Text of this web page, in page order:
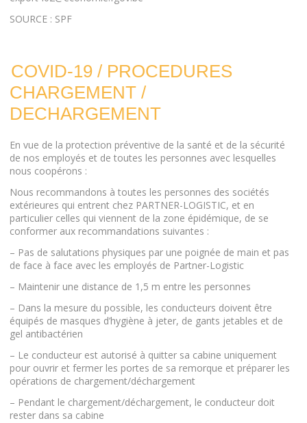
SOURCE : SPF
COVID-19 / PROCEDURES
CHARGEMENT /
DECHARGEMENT
En vue de la protection préventive de la santé et de la sécurité
de nos employés et de toutes les personnes avec lesquelles
nous coopérons :
Nous recommandons à toutes les personnes des sociétés
extérieures qui entrent chez PARTNER-LOGISTIC, et en
particulier celles qui viennent de la zone épidémique, de se
conformer aux recommandations suivantes :
– Pas de salutations physiques par une poignée de main et pas
de face à face avec les employés de Partner-Logistic
– Maintenir une distance de 1,5 m entre les personnes
– Dans la mesure du possible, les conducteurs doivent être
équipés de masques d’hygiène à jeter, de gants jetables et de
gel antibactérien
– Le conducteur est autorisé à quitter sa cabine uniquement
pour ouvrir et fermer les portes de sa remorque et préparer les
opérations de chargement/déchargement
– Pendant le chargement/déchargement, le conducteur doit
rester dans sa cabine